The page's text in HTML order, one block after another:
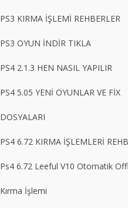
PS3 KIRMA İŞLEMİ REHBERLER
PS3 OYUN İNDİR TIKLA
PS4 2.1.3 HEN NASIL YAPILIR
PS4 5.05 YENİ OYUNLAR VE FİX
DOSYALARI
PS4 6.72 KIRMA İŞLEMLERİ
Ps4 6.72 Leeful V10 Otomatik
Kırma İşlemi